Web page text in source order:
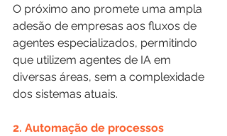
O próximo ano promete uma ampla
adesão de empresas aos fluxos de
agentes especializados, permitindo
que utilizem agentes de IA em
diversas áreas, sem a complexidade
dos sistemas atuais.
2. Automação de processos